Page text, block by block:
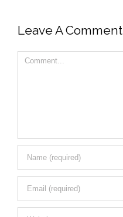
Leave A Comment
Comment